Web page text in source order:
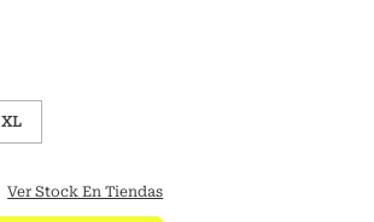
XL
Ver Stock En Tiendas